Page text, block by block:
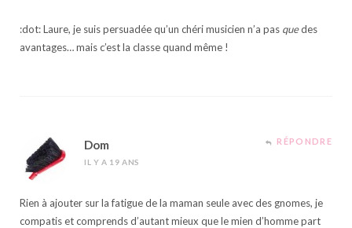
:dot: Laure, je suis persuadée qu’un chéri musicien n’a pas quedes
avantages… mais c’est la classe quand même !
Dom
IL Y A 19 ANS
RÉPONDRE
Rien à ajouter sur la fatigue de la maman seule avec des gnomes, je
compatis et comprends d’autant mieux que le mien d’homme part